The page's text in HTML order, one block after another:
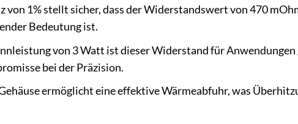
von 1% stellt sicher, dass der Widerstandswert von 470
Bedeutung ist.
von 3 Watt ist dieser Widerstand für Anwendungen
bei der Präzision.
ermöglicht eine effektive Wärmeabfuhr, was